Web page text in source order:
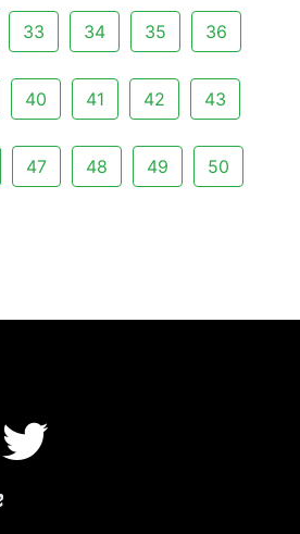
33 34 35 36
40 41 42 43
47 48 49 50